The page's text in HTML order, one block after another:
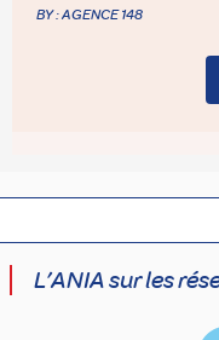
BY : AGENCE 148
L’ANIA sur les